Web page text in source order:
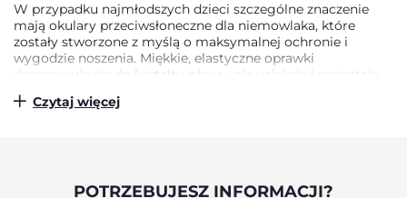
W przypadku najmłodszych dzieci szczególne znaczenie
mają okulary przeciwsłoneczne dla niemowlaka, które
zostały stworzone z myślą o maksymalnej ochronie i
wygodzie noszenia. Miękkie, elastyczne oprawki
dopasowują się do kształtu głowy, nie uciskają i pozostają
stabilne nawet podczas ruchu. Okulary przeciwsłoneczne
niemowlęce powinny posiadać wysokiej jakości filtry UV,
być stosowane już od pierwszych miesięcy życia jako
Czytaj więcej
POTRZEBUJESZ INFORMACJI?